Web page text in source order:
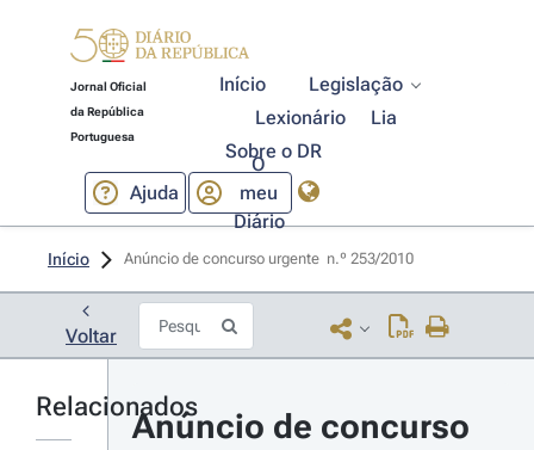
Jornal Oficial
da República
Portuguesa
Início
Legislação
Lexionário
Lia
Sobre o DR
Ajuda
O
meu
Diário
Início Anúncio de concurso urgente  n.º 253/2010
Voltar
Relacionados
Anúncio de concurso